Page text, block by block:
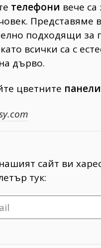
телефони вече
Представяме
подходящи за
всички са с
дърво.
цветните панели
сайт ви
тук: